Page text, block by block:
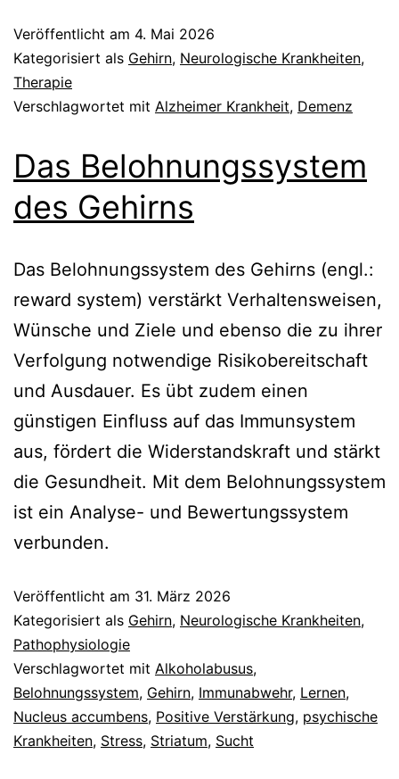
Veröffentlicht am 4. Mai 2026
Kategorisiert als Gehirn, Neurologische Krankheiten,
Therapie
Verschlagwortet mit Alzheimer Krankheit, Demenz
Das Belohnungssystem
des Gehirns
Das Belohnungssystem des Gehirns (engl.:
reward system) verstärkt Verhaltensweisen,
Wünsche und Ziele und ebenso die zu ihrer
Verfolgung notwendige Risikobereitschaft
und Ausdauer. Es übt zudem einen
günstigen Einfluss auf das Immunsystem
aus, fördert die Widerstandskraft und stärkt
die Gesundheit. Mit dem Belohnungssystem
ist ein Analyse- und Bewertungssystem
verbunden.
Veröffentlicht am 31. März 2026
Kategorisiert als Gehirn, Neurologische Krankheiten,
Pathophysiologie
Verschlagwortet mit Alkoholabusus,
Belohnungssystem, Gehirn, Immunabwehr, Lernen,
Nucleus accumbens, Positive Verstärkung, psychische
Krankheiten, Stress, Striatum, Sucht